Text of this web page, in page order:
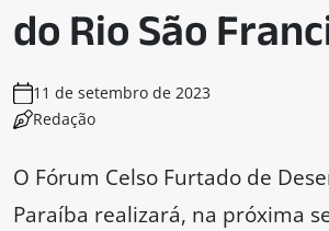
do Rio São
11 de setembro de 2023
Redação
O Fórum Celso Furtado de
Paraíba realizará, na próxima